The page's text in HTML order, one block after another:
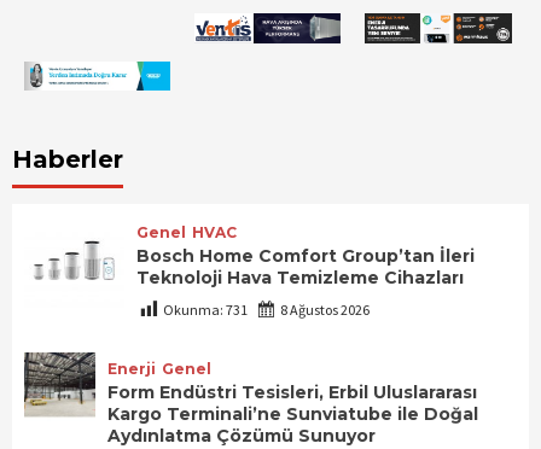
Haberler
Genel HVAC
Bosch Home Comfort Group’tan İleri
Teknoloji Hava Temizleme Cihazları
Okunma: 731 8 Ağustos 2026
Enerji Genel
Form Endüstri Tesisleri, Erbil Uluslararası
Kargo Terminali’ne Sunviatube ile Doğal
Aydınlatma Çözümü Sunuyor